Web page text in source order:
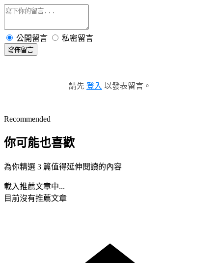
公開留言 私密留言
發佈留言
請先 登入 以發表留言。
Recommended
你可能也喜歡
為你精選 3 篇值得延伸閱讀的內容
載入推薦文章中...
目前沒有推薦文章